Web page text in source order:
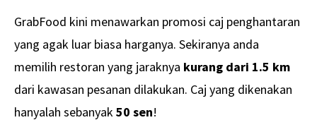
GrabFood kini menawarkan promosi caj penghantaran
yang agak luar biasa harganya. Sekiranya anda
memilih restoran yang jaraknya kurang dari 1.5 km
dari kawasan pesanan dilakukan. Caj yang dikenakan
hanyalah sebanyak50 sen!